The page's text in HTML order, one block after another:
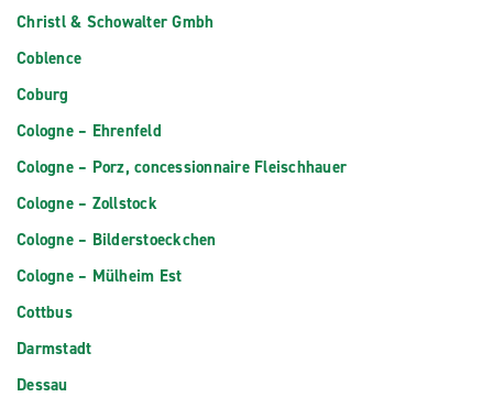
Christl & Schowalter Gmbh
Coblence
Coburg
Cologne – Ehrenfeld
Cologne – Porz, concessionnaire Fleischhauer
Cologne – Zollstock
Cologne – Bilderstoeckchen
Cologne – Mülheim Est
Cottbus
Darmstadt
Dessau